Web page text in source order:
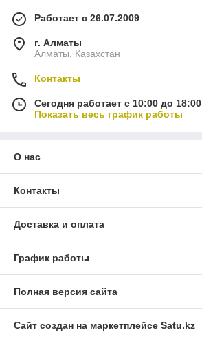
Работает с 26.07.2009
г. Алматы
Алматы, Казахстан
Контакты
Сегодня работает с 10:00 до 18:00
Показать весь график работы
О нас
Контакты
Доставка и оплата
График работы
Полная версия сайта
Сайт создан на маркетплейсе Satu.kz